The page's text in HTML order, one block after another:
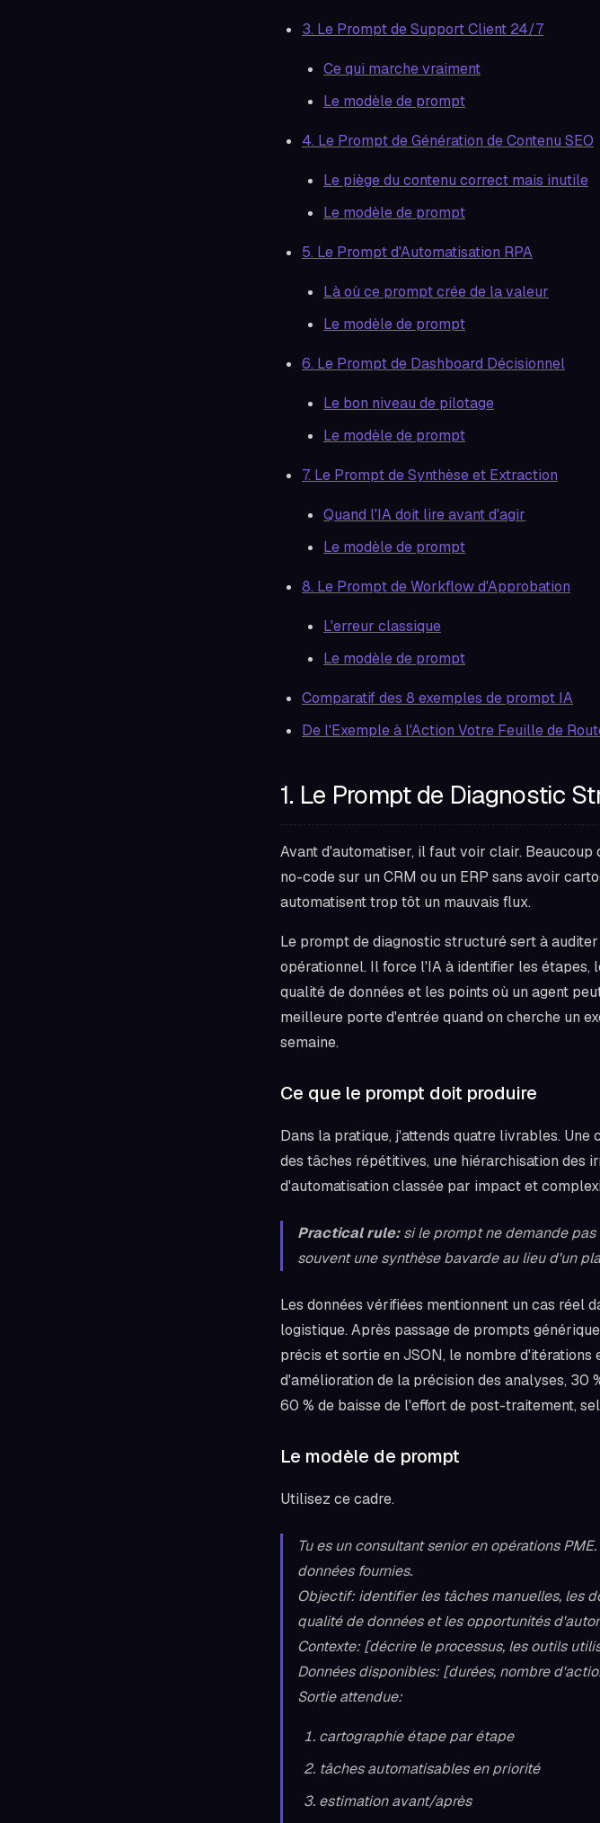
3. Le Prompt de Support Client 24/7
Ce qui marche vraiment
Le modèle de prompt
4. Le Prompt de Génération de Contenu SEO
Le piège du contenu correct mais inutile
Le modèle de prompt
5. Le Prompt d'Automatisation RPA
Là où ce prompt crée de la valeur
Le modèle de prompt
6. Le Prompt de Dashboard Décisionnel
Le bon niveau de pilotage
Le modèle de prompt
7. Le Prompt de Synthèse et Extraction
Quand l'IA doit lire avant d'agir
Le modèle de prompt
8. Le Prompt de Workflow d'Approbation
L'erreur classique
Le modèle de prompt
Comparatif des 8 exemples de prompt IA
De l'Exemple à l'Action Votre Feuille de
1. Le Prompt de Diagnostic
Avant d'automatiser, il faut voir clair. Beaucoup
no-code sur un CRM ou un ERP sans avoir
automatisent trop tôt un mauvais flux.
Le prompt de diagnostic structuré sert à
opérationnel. Il force l'IA à identifier les
qualité de données et les points où un agent
meilleure porte d'entrée quand on cherche un
semaine.
Ce que le prompt doit produire
Dans la pratique, j'attends quatre livrables.
des tâches répétitives, une hiérarchisation des
d'automatisation classée par impact et
Practical rule:si le prompt ne demande pas
souvent une synthèse bavarde au lieu d'un
Les données vérifiées mentionnent un cas réel
logistique. Après passage de prompts
précis et sortie en JSON, le nombre d'itérations
d'amélioration de la précision des analyses, 30
60 % de baisse de l'effort de post-traitement,
Le modèle de prompt
Utilisez ce cadre.
Tu es un consultant senior en opérations
données fournies.
Objectif: identifier les tâches manuelles, les
qualité de données et les opportunités
Contexte: [décrire le processus, les outils
Données disponibles: [durées, nombre
Sortie attendue:
cartographie étape par étape
tâches automatisables en priorité
estimation avant/après